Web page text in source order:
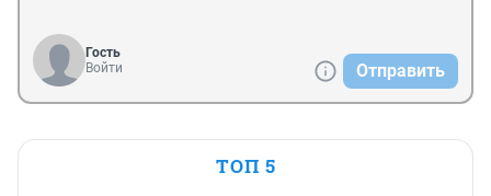
Гость
Войти
Отправить
ТОП 5